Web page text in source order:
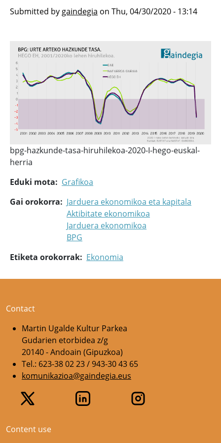
Submitted by gaindegia on Thu, 04/30/2020 - 13:14
bpg-hazkunde-tasa-hiruhilekoa-2020-I-hego-euskal-
herria
Eduki mota
Grafikoa
Gai orokorra
Jarduera ekonomikoa eta kapitala
Aktibitate ekonomikoa
Jarduera ekonomikoa
BPG
Etiketa orokorrak
Ekonomia
Contact
Martin Ugalde Kultur Parkea
Gudarien etorbidea z/g
20140 - Andoain (Gipuzkoa)
Tel.: 623-38 02 23 / 943-30 43 65
komunikazioa@gaindegia.eus
Content use